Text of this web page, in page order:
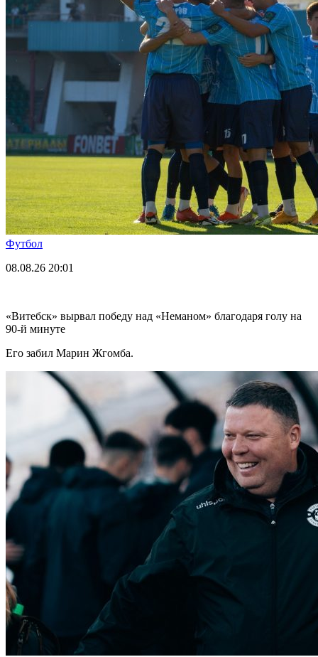
Футбол
08.08.26 20:01
«Витебск» вырвал победу над «Неманом» благодаря голу на
90-й минуте
Его забил Марин Жгомба.